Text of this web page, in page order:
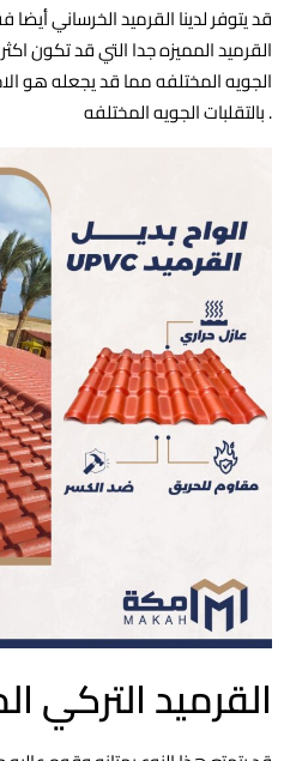
قد يتوفر لدينا القرميد الخرساني أيضا
القرميد المميزه جدا التي قد تكون
الجويه المختلفه مما قد يجعله هو
بالتقلبات الجويه المختلفه .
القرميد التركي